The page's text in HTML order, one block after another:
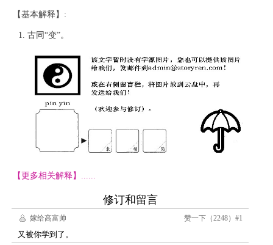
【基本解释】:
古同“变”。
【更多相关解释】......